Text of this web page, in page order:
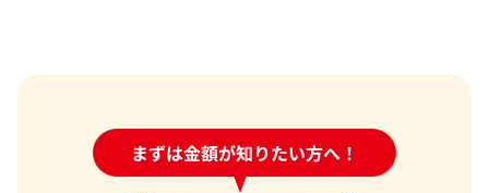
まずは金額が知りたい方へ！
24時間受付中!問い合わせフォーム